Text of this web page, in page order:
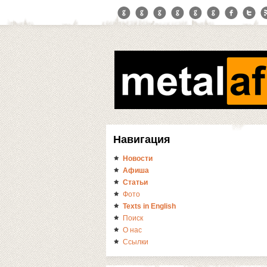
Навигация
Новости
Афиша
Статьи
Фото
Texts in English
Поиск
О нас
Ссылки